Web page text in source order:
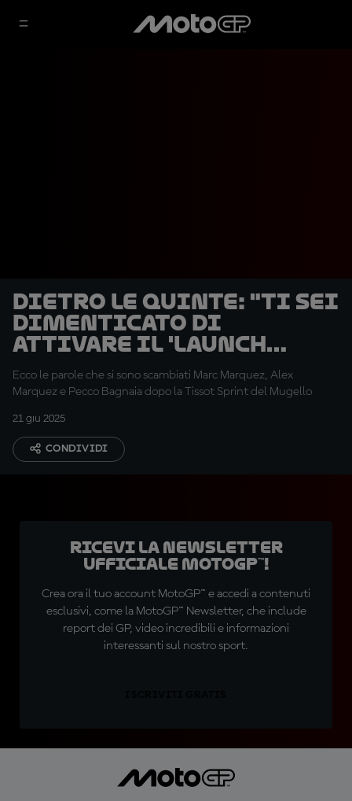
DIETRO LE QUINTE: "Ti sei
dimenticato di
attivare il 'launch
control'?"
Ecco le parole che si sono scambiati Marc Marquez, Alex
Marquez e Pecco Bagnaia dopo la Tissot Sprint del Mugello
21 giu 2025
CONDIVIDI
Ricevi la newsletter
ufficiale MotoGP™!
Crea ora il tuo account MotoGP™ e accedi a contenuti
esclusivi, come la MotoGP™ Newsletter, che include
report dei GP, video incredibili e informazioni
interessanti sul nostro sport.